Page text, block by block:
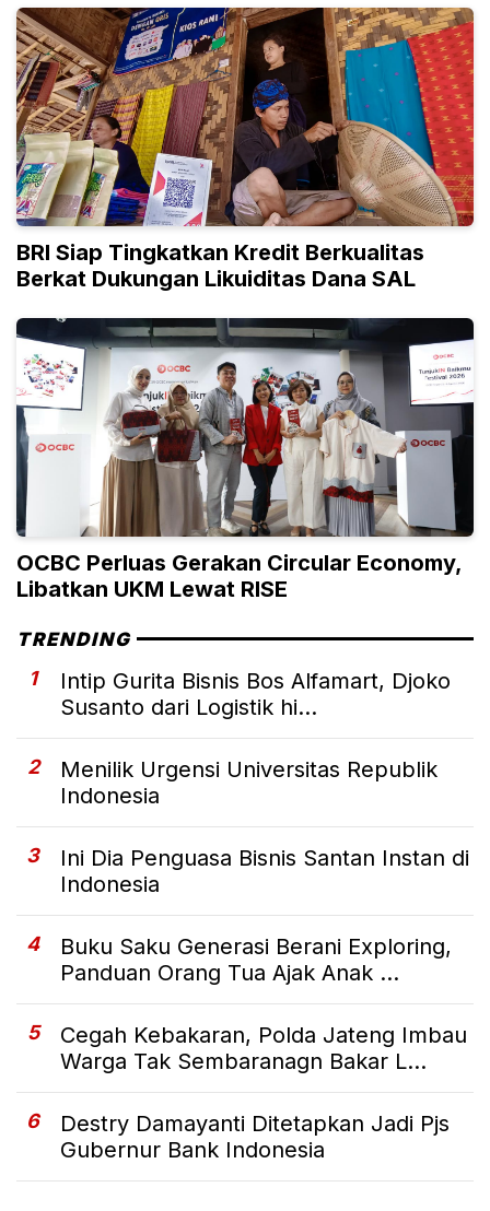
BRI Siap Tingkatkan Kredit Berkualitas
Berkat Dukungan Likuiditas Dana SAL
OCBC Perluas Gerakan Circular Economy,
Libatkan UKM Lewat RISE
TRENDING
1
Intip Gurita Bisnis Bos Alfamart, Djoko
Susanto dari Logistik hi...
2
Menilik Urgensi Universitas Republik
Indonesia
3
Ini Dia Penguasa Bisnis Santan Instan di
Indonesia
4
Buku Saku Generasi Berani Exploring,
Panduan Orang Tua Ajak Anak ...
5
Cegah Kebakaran, Polda Jateng Imbau
Warga Tak Sembaranagn Bakar L...
6
Destry Damayanti Ditetapkan Jadi Pjs
Gubernur Bank Indonesia